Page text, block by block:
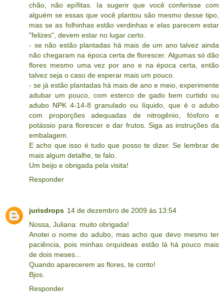
chão, não epífitas. Ia sugerir que você conferisse com
alguém se essas que você plantou são mesmo desse tipo,
mas se as folhinhas estão verdinhas e elas parecem estar
"felizes", devem estar no lugar certo.
- se não estão plantadas há mais de um ano talvez ainda
não chegaram na época certa de florescer. Algumas só dão
flores mesmo uma vez por ano e na época certa, então
talvez seja o caso de esperar mais um pouco.
- se já estão plantadas há mais de ano e meio, experimente
adubar um pouco, com esterco de gado bem curtido ou
adubo NPK 4-14-8 granulado ou líquido, que é o adubo
com proporções adequadas de nitrogênio, fósforo e
potássio para florescer e dar frutos. Siga as instruções da
embalagem.
E acho que isso é tudo que posso te dizer. Se lembrar de
mais algum detalhe, te falo.
Um beijo e obrigada pela visita!
Responder
jurisdrops 14 de dezembro de 2009 às 13:54
Nossa, Juliana: muito obrigada!
Anotei o nome do adubo, mas acho que devo mesmo ter
paciência, pois minhas orquídeas estão lá há pouco mais
de dois meses...
Quando aparecerem as flores, te conto!
Bjos.
Responder